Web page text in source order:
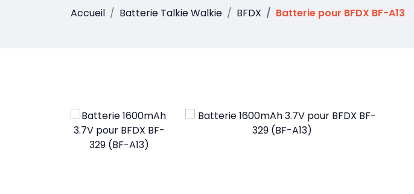
Accueil Batterie Talkie Walkie BFDX Batterie pour BFDX BF-A13